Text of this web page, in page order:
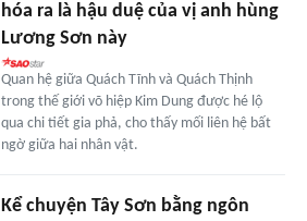
hóa ra là hậu duệ của vị anh hùng
Lương Sơn này
Quan hệ giữa Quách Tĩnh và Quách Thịnh
trong thế giới võ hiệp Kim Dung được hé lộ
qua chi tiết gia phả, cho thấy mối liên hệ bất
ngờ giữa hai nhân vật.
Kể chuyện Tây Sơn bằng ngôn